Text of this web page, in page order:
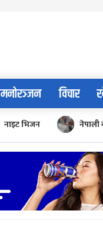
मनोरञ्जन विचार
नाइट भिजन नेपाली